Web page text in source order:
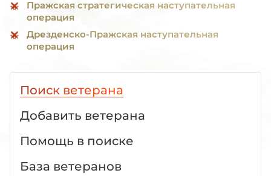
Пражская стратегическая наступательная
операция
Дрезденско-Пражская наступательная
операция
Поиск ветерана
Добавить ветерана
Помощь в поиске
База ветеранов